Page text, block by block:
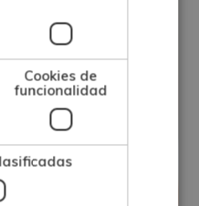
Cookies de
funcionalidad